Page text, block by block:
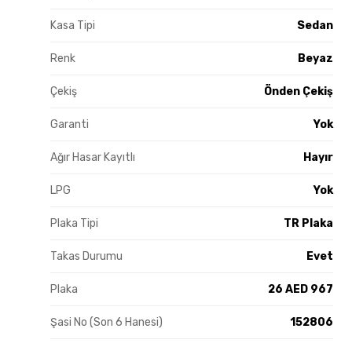
Kasa Tipi Sedan
Renk Beyaz
Çekiş Önden Çekiş
Garanti Yok
Ağır Hasar Kayıtlı Hayır
LPG Yok
Plaka Tipi TR Plaka
Takas Durumu Evet
Plaka 26 AED 967
Şasi No (Son 6 Hanesi) 152806